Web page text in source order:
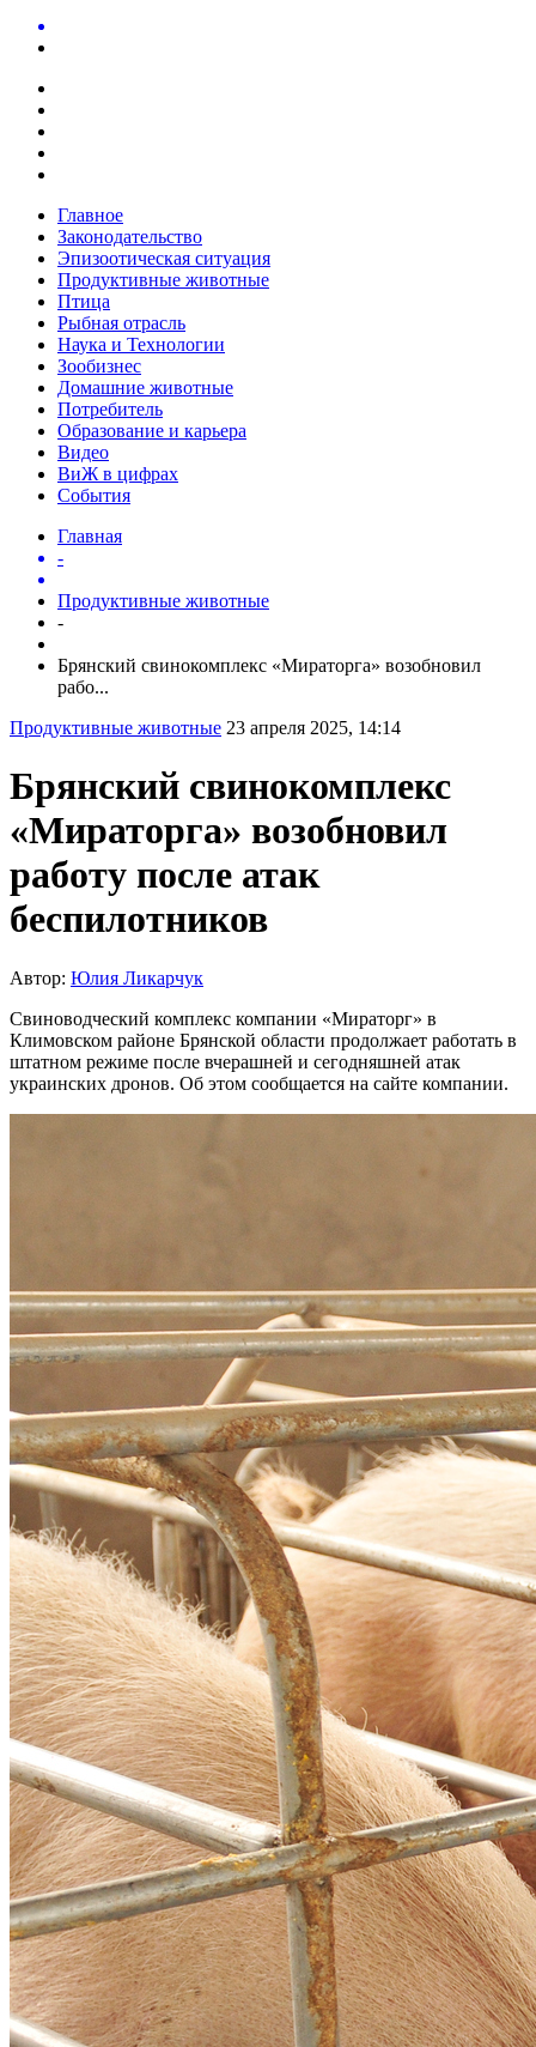
Главное
Законодательство
Эпизоотическая ситуация
Продуктивные животные
Птица
Рыбная отрасль
Наука и Технологии
Зообизнес
Домашние животные
Потребитель
Образование и карьера
Видео
ВиЖ в цифрах
События
Главная
-
Продуктивные животные
-
Брянский свинокомплекс «Мираторга» возобновил
рабо...
Продуктивные животные 23 апреля 2025, 14:14
Брянский свинокомплекс
«Мираторга» возобновил
работу после атак
беспилотников
Автор: Юлия Ликарчук
Свиноводческий комплекс компании «Мираторг» в
Климовском районе Брянской области продолжает работать в
штатном режиме после вчерашней и сегодняшней атак
украинских дронов. Об этом сообщается на сайте компании.